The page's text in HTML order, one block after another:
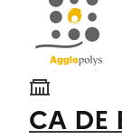
CA DE